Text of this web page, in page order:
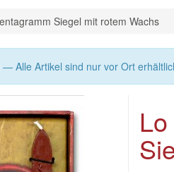
Siegel mit rotem Wachs
— Alle Artikel sind nur vor Ort